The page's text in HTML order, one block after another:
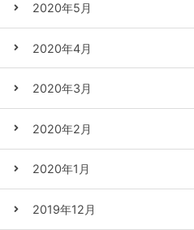
2020年5月
2020年4月
2020年3月
2020年2月
2020年1月
2019年12月